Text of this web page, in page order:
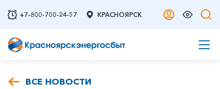
+7-800-700-24-57 КРАСНОЯРСК
ВСЕ НОВОСТИ